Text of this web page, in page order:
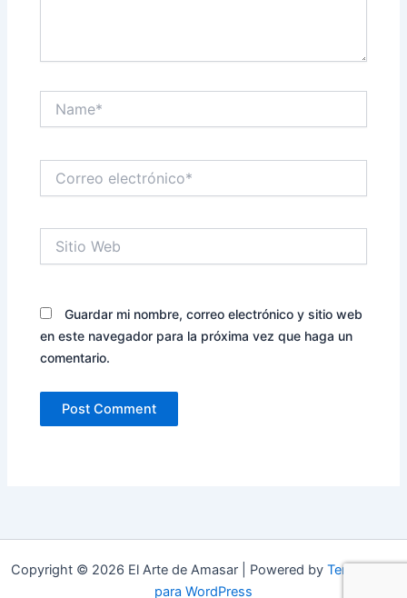
electrónico*
Web
Guardar mi nombre, correo electrónico y sitio web
en este navegador para la próxima vez que haga un
comentario.
Copyright © 2026 El Arte de Amasar | Powered by Tema Astra
para WordPress